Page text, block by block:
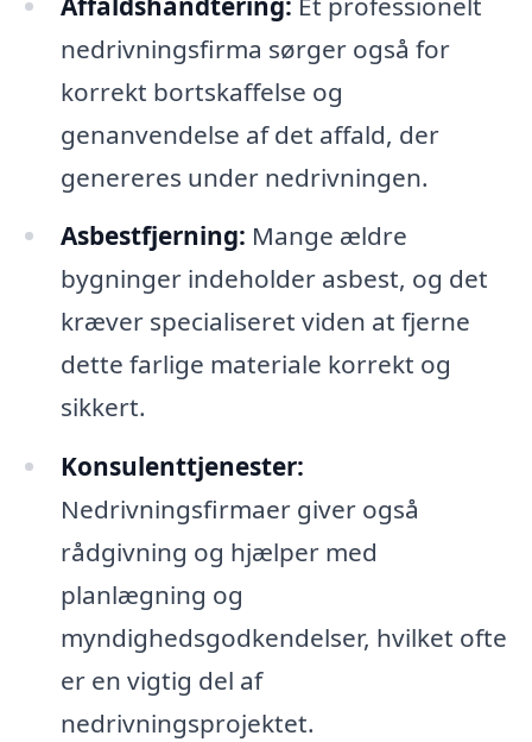
nedrivningsfirma sørger også for
korrekt bortskaffelse og
genanvendelse af det affald, der
genereres under nedrivningen.
Asbestfjerning: Mange ældre
bygninger indeholder asbest, og det
kræver specialiseret viden at fjerne
dette farlige materiale korrekt og
sikkert.
Konsulenttjenester:
Nedrivningsfirmaer giver også
rådgivning og hjælper med
planlægning og
myndighedsgodkendelser, hvilket ofte
er en vigtig del af
nedrivningsprojektet.